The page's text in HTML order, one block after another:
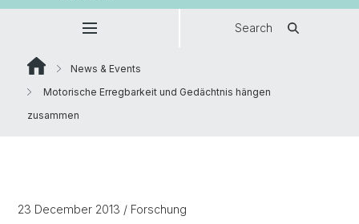
Search
News & Events
Motorische Erregbarkeit und Gedächtnis hängen
zusammen
23 December 2013 / Forschung